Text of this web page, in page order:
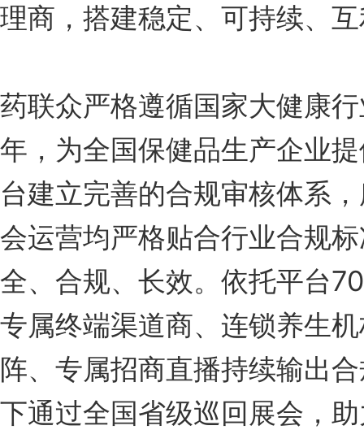
理商，搭建稳定、可持续、
药联众严格遵循国家大健康
年，为全国保健品生产企业
台建立完善的合规审核体系
会运营均严格贴合行业合规
全、合规、长效。依托平台
专属终端渠道商、连锁养生
阵、专属招商直播持续输出
下通过全国省级巡回展会，